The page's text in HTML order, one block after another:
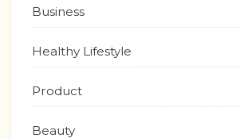
Business
Healthy Lifestyle
Product
Beauty